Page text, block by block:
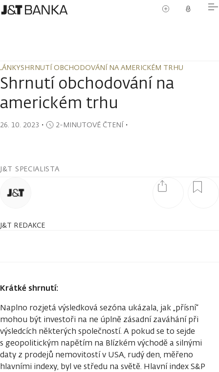
SHRNUTÍ OBCHODOVÁNÍ NA AMERICKÉM TRHU
SHRNUTÍ OBCHODOVÁNÍ NA AMERICKÉM TRHU
Shrnutí obchodování na
americkém trhu
26. 10. 2023 ・ 2-MINUTOVÉ ČTENÍ・
J&T SPECIALISTA
J&T REDAKCE
Krátké shrnutí:
Naplno rozjetá výsledková sezóna ukázala, jak „přísní“
mohou být investoři na ne úplně zásadní zaváhání při
výsledcích některých společností. A pokud se to sejde
s geopolitickým napětím na Blízkém východě a silnými
daty z prodejů nemovitostí v USA, rudý den, měřeno
hlavními indexy, byl ve středu na světě. Hlavní index S&P